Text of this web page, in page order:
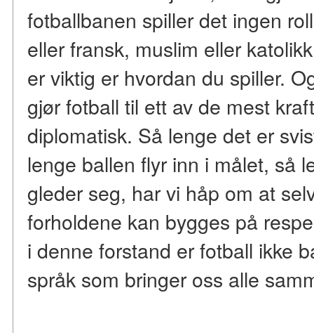
fotballbanen spiller det ingen
eller fransk, muslim eller
er viktig er hvordan du spiller.
gjør fotball til ett av de mest
diplomatisk. Så lenge det er
lenge ballen flyr inn i målet, så
gleder seg, har vi håp om at
forholdene kan bygges på
i denne forstand er fotball ikke
språk som bringer oss alle